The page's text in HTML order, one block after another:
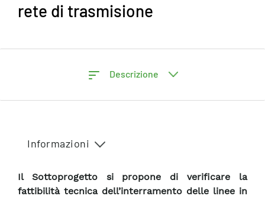
rete di trasmisione
Descrizione
Informazioni
Il Sottoprogetto si propone di verificare la
fattibilità tecnica dell’interramento delle linee in